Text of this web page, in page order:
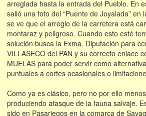
arreglada hasta la entrada del Pueblo. En
salió una foto del “Puente de Joyalada” en
se ve que el arreglo de la carretera está
montaraz y peligroso. Cuando esto esté
solución busca la Exma. Diputación para
VILLASECO del PAN y su correcto enlace
MUELAS para poder servir como
puntuales a cortes ocasionales o
Como ya es clásico, pero no por ello
produciendo atasque de la fauna salvaje.
sido en Pasariegos en la comarca de